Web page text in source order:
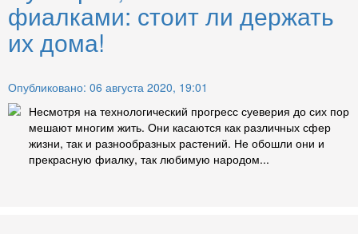
фиалками: стоит ли держать
их дома!
Опубликовано: 06 августа 2020, 19:01
Несмотря на технологический прогресс суеверия до сих пор
мешают многим жить. Они касаются как различных сфер
жизни, так и разнообразных растений. Не обошли они и
прекрасную фиалку, так любимую народом...